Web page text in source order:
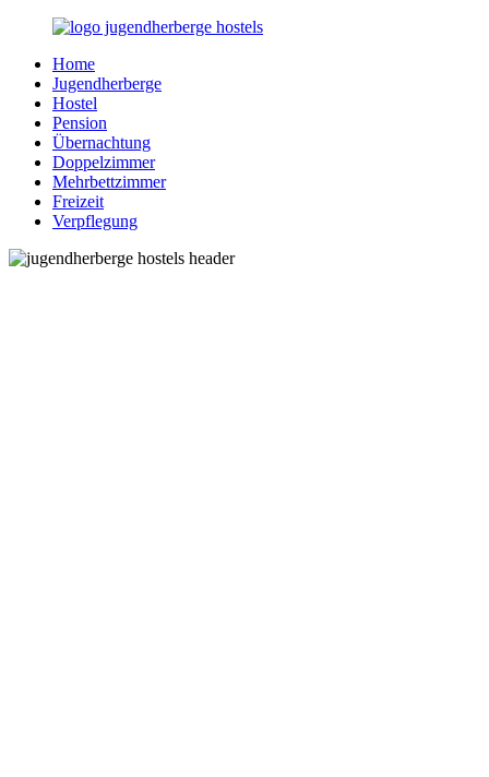
Zurück
Inhalt
Jugendherberge-
Hostels.de
Reisen
junge
jung
gebliebene
Menschen
Home
Jugendherberge
Hostel
Pension
Übernachtung
Doppelzimmer
Mehrbettzimmer
Freizeit
Verpflegung